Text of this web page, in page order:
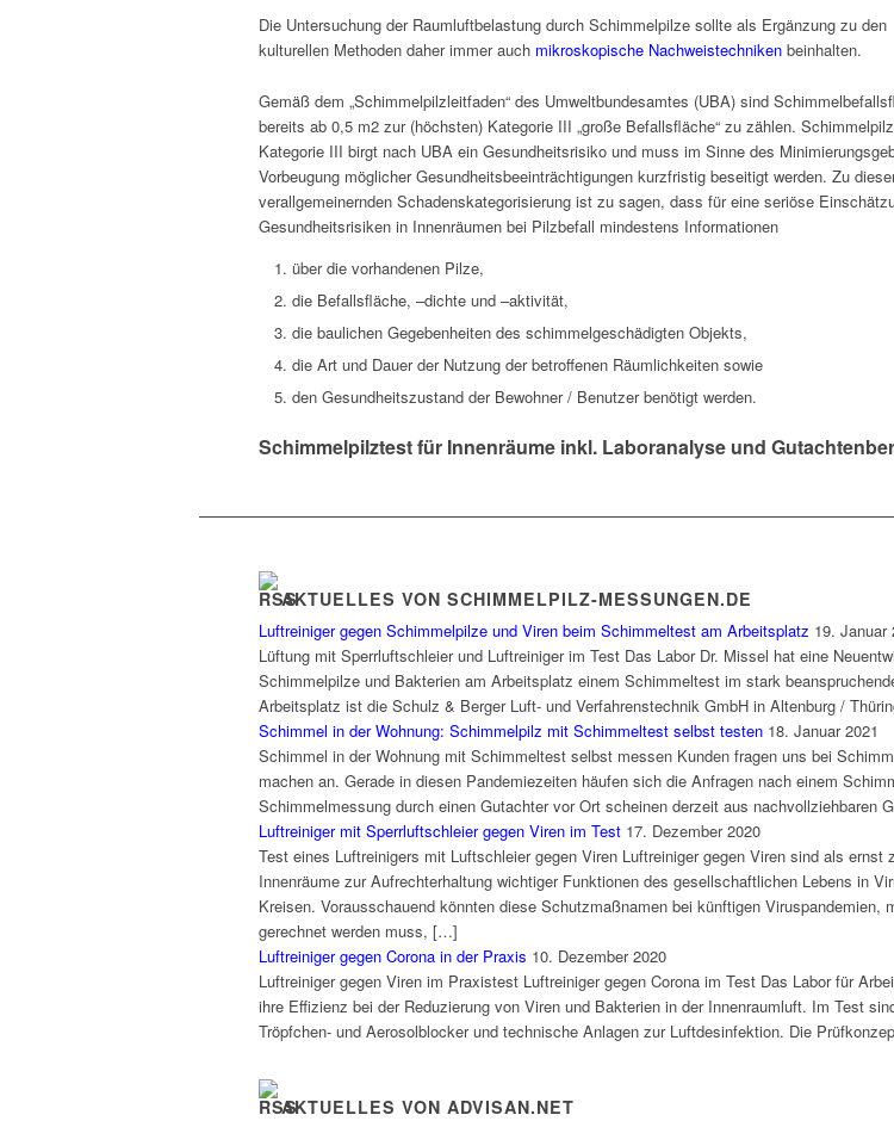
Die Untersuchung der Raumluftbelastung durch Schimmelpilze sollte als Ergänzung zu den
kulturellen Methoden daher immer auch mikroskopische Nachweistechniken beinhalten.
Gemäß dem „Schimmelpilzleitfaden“ des Umweltbundesamtes (UBA) sind
bereits ab 0,5 m2 zur (höchsten) Kategorie III „große Befallsfläche“ zu zählen.
Kategorie III birgt nach UBA ein Gesundheitsrisiko und muss im Sinne des
Vorbeugung möglicher Gesundheitsbeeinträchtigungen kurzfristig beseitigt werden. Zu
verallgemeinernden Schadenskategorisierung ist zu sagen, dass für eine seriöse
Gesundheitsrisiken in Innenräumen bei Pilzbefall mindestens Informationen
über die vorhandenen Pilze,
die Befallsfläche, –dichte und –aktivität,
die baulichen Gegebenheiten des schimmelgeschädigten Objekts,
die Art und Dauer der Nutzung der betroffenen Räumlichkeiten sowie
den Gesundheitszustand der Bewohner / Benutzer benötigt werden.
Schimmelpilztest für Innenräume inkl. Laboranalyse und
AKTUELLES VON SCHIMMELPILZ-MESSUNGEN.DE
Luftreiniger gegen Schimmelpilze und Viren beim Schimmeltest am Arbeitsplatz 19. Januar
Lüftung mit Sperrluftschleier und Luftreiniger im Test Das Labor Dr. Missel hat eine
Schimmelpilze und Bakterien am Arbeitsplatz einem Schimmeltest im stark
Arbeitsplatz ist die Schulz & Berger Luft- und Verfahrenstechnik GmbH in Altenburg /
Schimmel in der Wohnung: Schimmelpilz mit Schimmeltest selbst testen 18. Januar 2021
Schimmel in der Wohnung mit Schimmeltest selbst messen Kunden fragen uns bei
machen an. Gerade in diesen Pandemiezeiten häufen sich die Anfragen nach einem
Schimmelmessung durch einen Gutachter vor Ort scheinen derzeit aus nachvollziehbaren
Luftreiniger mit Sperrluftschleier gegen Viren im Test 17. Dezember 2020
Test eines Luftreinigers mit Luftschleier gegen Viren Luftreiniger gegen Viren sind als
Innenräume zur Aufrechterhaltung wichtiger Funktionen des gesellschaftlichen Lebens in
Kreisen. Vorausschauend könnten diese Schutzmaßnamen bei künftigen
gerechnet werden muss, […]
Luftreiniger gegen Corona in der Praxis 10. Dezember 2020
Luftreiniger gegen Viren im Praxistest Luftreiniger gegen Corona im Test Das Labor für
ihre Effizienz bei der Reduzierung von Viren und Bakterien in der Innenraumluft. Im Test
Tröpfchen- und Aerosolblocker und technische Anlagen zur Luftdesinfektion. Die
AKTUELLES VON ADVISAN.NET